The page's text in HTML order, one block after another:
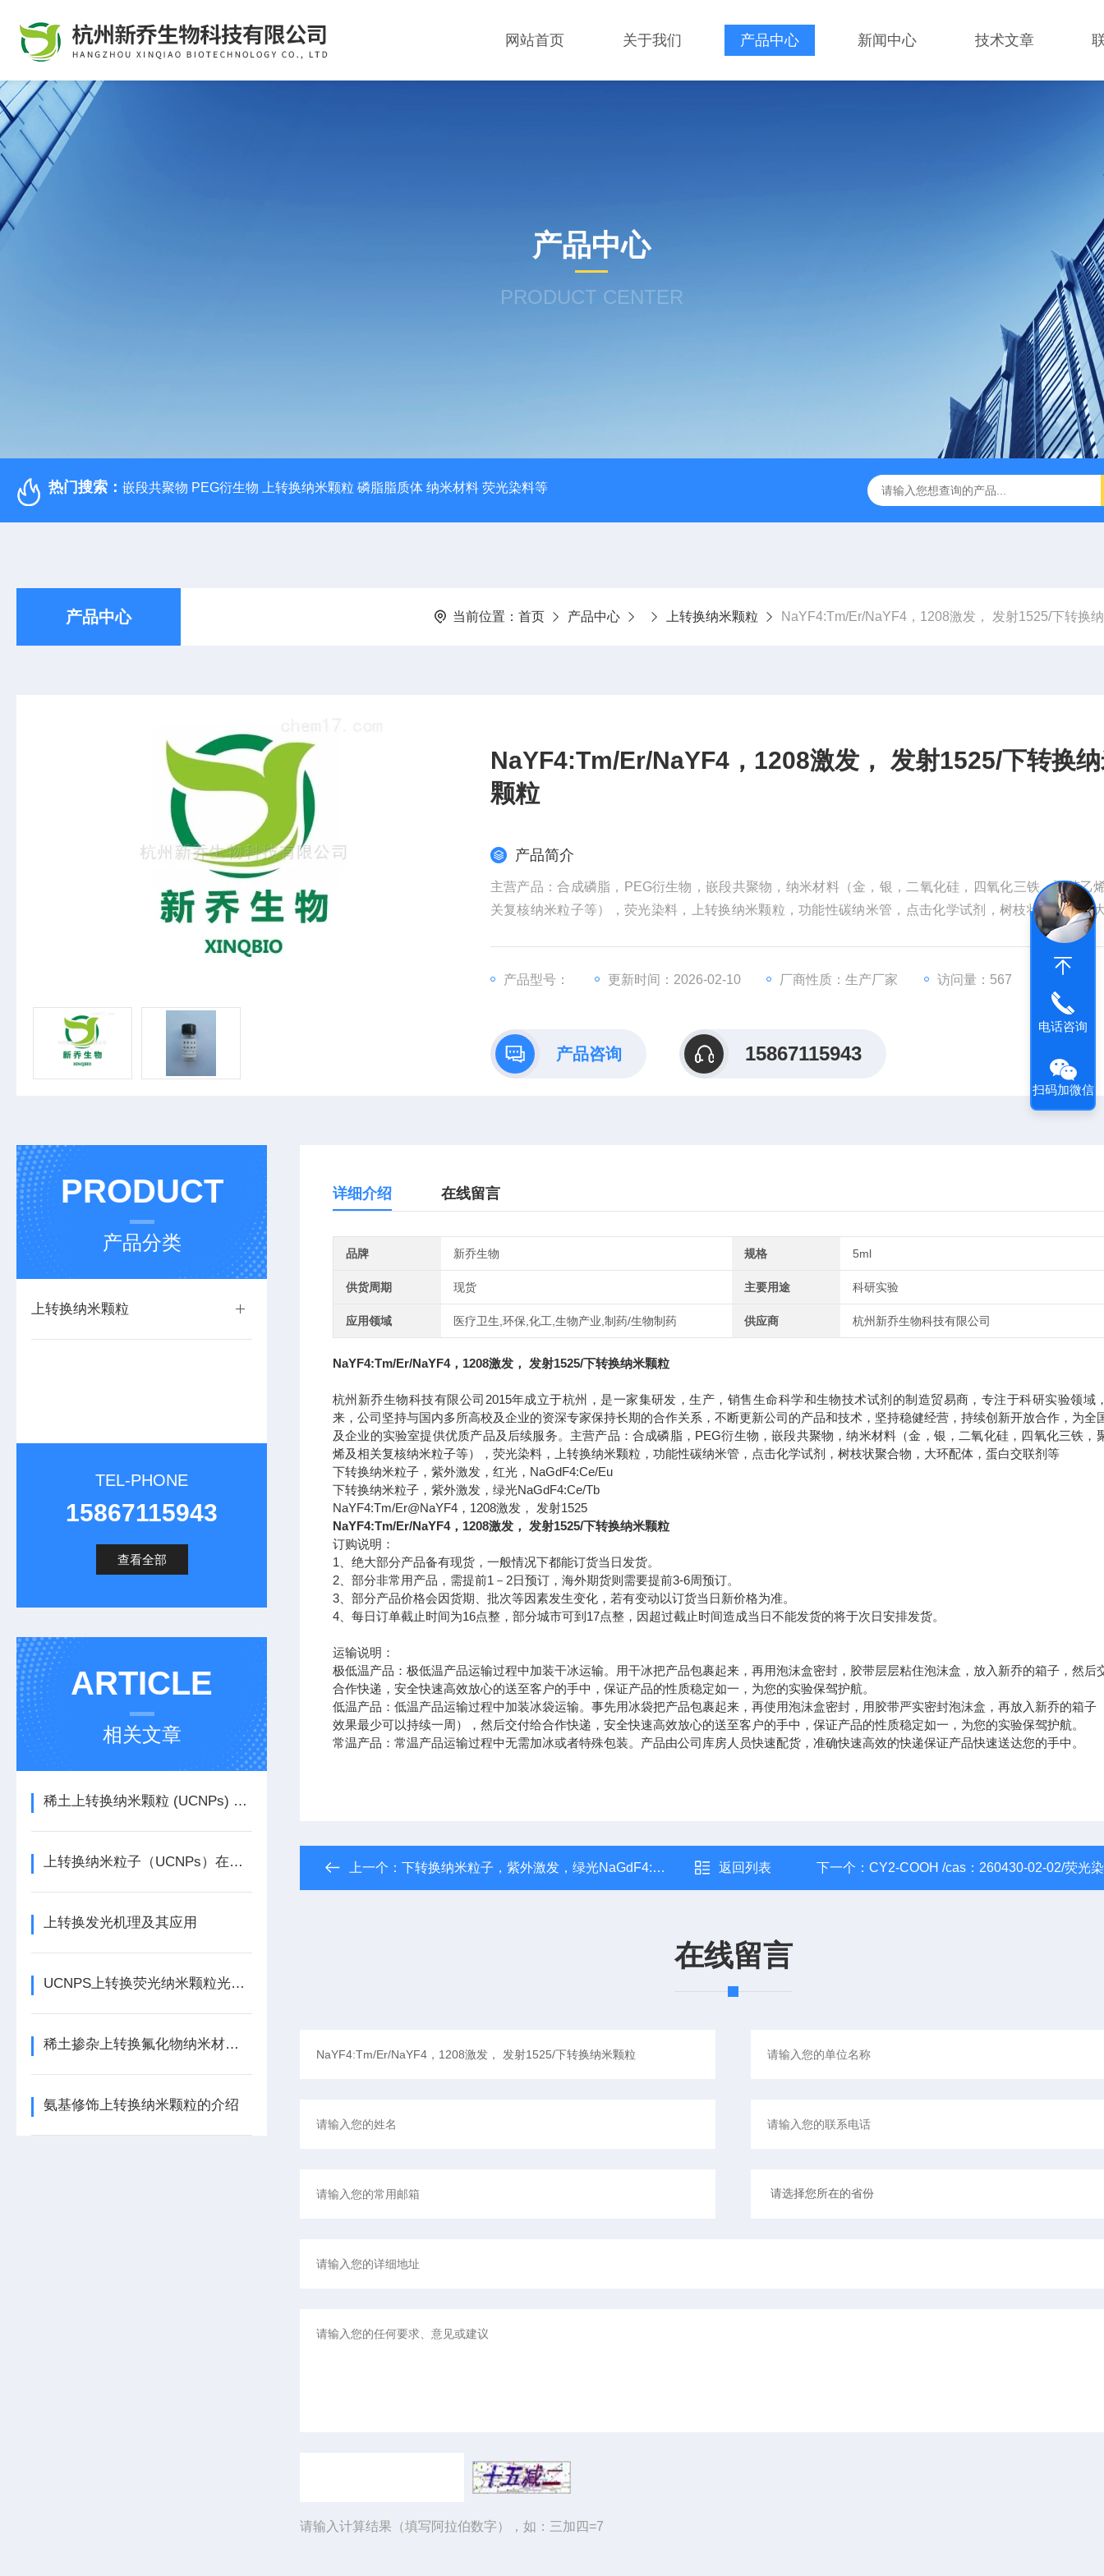
网站首页 关于我们 产品中心 新闻中心 技术文章
产品中心
PRODUCT CENTER
热门搜索： 嵌段共聚物 PEG衍生物 上转换纳米颗粒 磷脂脂质体 纳米材料 荧光染料等
产品中心 当前位置： 首页 产品中心 上转换纳米颗粒 NaYF4:Tm/Er/NaYF4，1208激发， 发射1525/下转换
NaYF4:Tm/Er/NaYF4，1208激发， 发射1525/下转换
颗粒
产品简介
主营产品：合成磷脂，PEG衍生物，嵌段共聚物，纳米材料（金，银，二氧化硅，四氧化三铁，聚苯乙
关复核纳米粒子等），荧光染料，上转换纳米颗粒，功能性碳纳米管，点击化学试剂，树枝状聚合物，
产品型号： 更新时间：2026-02-10 厂商性质：生产厂家 访问量：567
产品咨询 15867115943
PRODUCT
产品分类
上转换纳米颗粒
TEL-PHONE
15867115943
查看全部
ARTICLE
相关文章
稀土上转换纳米颗粒 (UCNPs) 荧光寿命影响因素
上转换纳米粒子（UCNPs）在光学中的应用
上转换发光机理及其应用
UCNPS上转换荧光纳米颗粒光学性能研究
稀土掺杂上转换氟化物纳米材料的生物应用
氨基修饰上转换纳米颗粒的介绍
详细介绍 在线留言
品牌 新乔生物 规格 5ml
供货周期 现货 主要用途 科研实验
应用领域 医疗卫生,环保,化工,生物产业,制药/生物制药 供应商 杭州新乔生物科技有限公司
NaYF4:Tm/Er/NaYF4，1208激发， 发射1525/下转换纳米颗粒
杭州新乔生物科技有限公司 2015年成立于杭州，是一家集研发，生产，销售生命科学和生物技术试剂的制造贸易商，专注于科研实验领域
来，公司坚持与国内多所高校及企业的资深专家保持长期的合作关系，不断更新公司的产品和技术，坚持稳健经营，持续创新开放合作，为全
及企业的实验室提供优质产品及后续服务。主营产品：合成磷脂， PEG衍生物，嵌段共聚物，纳米材料（金，银，二氧化硅，四氧化三铁，
烯及相关复核纳米粒子等），荧光染料，上转换纳米颗粒，功能性碳纳米管，点击化学试剂，树枝状聚合物，大环配体，蛋白交联剂等
下转换纳米粒子，紫外激发，红光，NaGdF4:Ce/Eu
下转换纳米粒子，紫外激发，绿光NaGdF4:Ce/Tb
NaYF4:Tm/Er@NaYF4，1208激发， 发射1525
NaYF4:Tm/Er/NaYF4，1208激发， 发射1525/下转换纳米颗粒
订购说明：
1 、绝大部分产品备有现货，一般情况下都能订货当日发货。
2 、部分非常用产品，需提前1 － 2日预订，海外期货则需要提前3-6周预订。
3 、部分产品价格会因货期、批次等因素发生变化，若有变动以订货当日新价格为准。
4 、每日订单截止时间为16点整，部分城市可到 17点整，因超过截止时间造成当日不能发货的将于次日安排发货。
运输说明：
极低温产品：极低温产品运输过程中加装干冰运输。用干冰把产品包裹起来，再用泡沫盒密封，胶带层层粘住泡沫盒，放入新乔的箱子，然后
合作快递，安全快速高效放心的送至客户的手中，保证产品的性质稳定如一，为您的实验保驾护航。
低温产品：低温产品运输过程中加装冰袋运输。事先用冰袋把产品包裹起来，再使用泡沫盒密封，用胶带严实密封泡沫盒，再放入新乔的箱子
效果最少可以持续一周），然后交付给合作快递，安全快速高效放心的送至客户的手中，保证产品的性质稳定如一，为您的实验保驾护航。
常温产品：常温产品运输过程中无需加冰或者特殊包装。产品由公司库房人员快速配货，准确快速高效的快递保证产品快速送达您的手中。
上一个： 下转换纳米粒子，紫外激发，绿光NaGdF4:Ce/Tb 返回列表 下一个： CY2-COOH /cas：260430-02-02/荧光
在线留言
请输入计算结果（填写阿拉伯数字），如：三加四=7
电话咨询
扫码加微信